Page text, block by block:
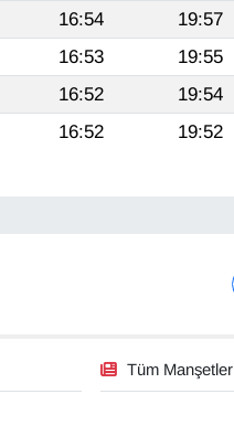
16:54 19:57
16:53 19:55
16:52 19:54
16:52 19:52
Tüm Manşetler